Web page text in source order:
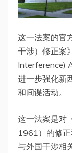
这一法案的官
干涉）修正案
Interference)
进一步强化新
和间谍活动。
这一法案是对
1961）的修
与外国干涉相